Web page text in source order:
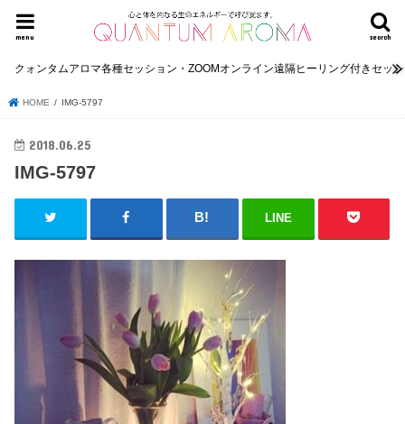
search
menu
クォンタムアロマ各種セッション・ZOOMオンライン遠隔ヒーリング付きセッ
HOME IMG-5797
2018.06.25
IMG-5797
LINE